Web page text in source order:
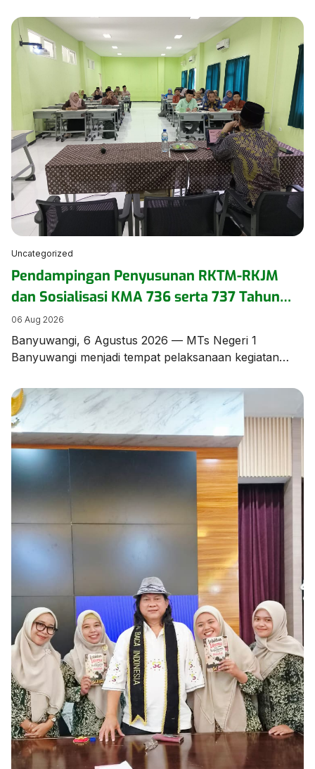
berkebutuhan khusus, Dharma Wanita Persatuan
Unsur Pelaksana MTSN 1 Banyuwangi mengikuti
seminar pengasuhan secara daring pada Kamis
(6/8/2026). ​Kegiatan yang mengusung tema
“Menumbuhkan Kepercayaan Diri Anak Inklusi” ini
diikuti oleh pengurus dan anggota DWP di lingkungan
Kementerian Agama […]
Uncategorized
Pendampingan Penyusunan RKTM-RKJM
dan Sosialisasi KMA 736 serta 737 Tahun
2026 Digelar di MTs Negeri 1 Banyuwangi
06 Aug 2026
Banyuwangi, 6 Agustus 2026 — MTs Negeri 1
Banyuwangi menjadi tempat pelaksanaan kegiatan
Madrasah (RKTM) dan Rencana Kerja Jangka
Menengah (RKJM) serta Sosialisasi KMA Nomor 736
dan 737 Tahun 2026, pada Kamis (06/08/2026).
Kegiatan yang dimulai pukul 08.00 WIB hingga selesai
ini menghadirkan Pengawas Madrasah Kantor
Kementerian Agama Kabupaten Banyuwangi, […]